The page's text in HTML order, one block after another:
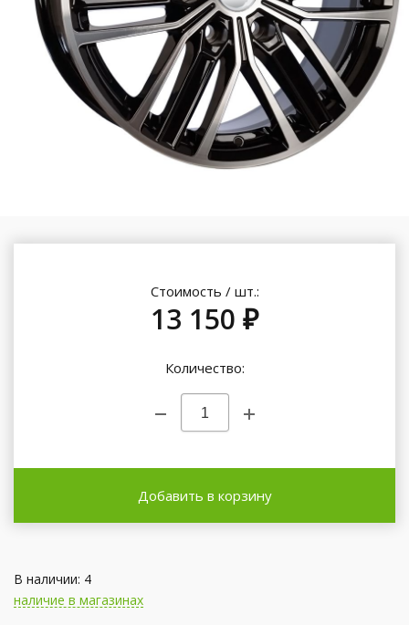
Стоимость / шт.:
13 150 ₽
Количество:
Добавить в корзину
В наличии: 4
наличие в магазинах